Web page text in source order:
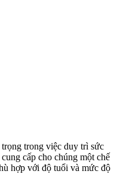
trong việc duy trì sức
cấp cho chúng một chế
hợp với độ tuổi và mức độ